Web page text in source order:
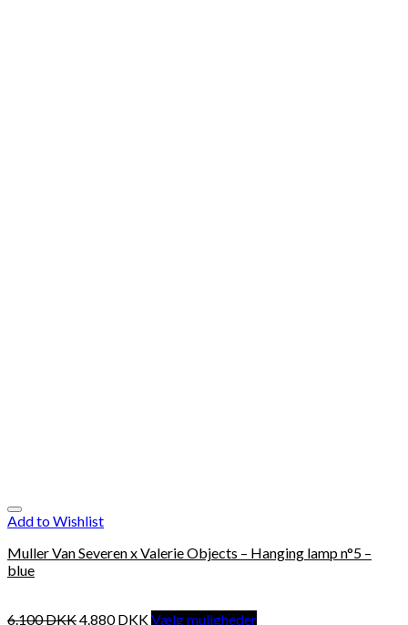
Add to Wishlist
Muller Van Severen x Valerie Objects – Hanging lamp n°5 –
blue
6.100DKK4.880DKKVælg muligheder